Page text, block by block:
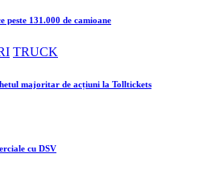
peste 131.000 de camioane
TRUCK
majoritar de acțiuni la Tolltickets
cu DSV